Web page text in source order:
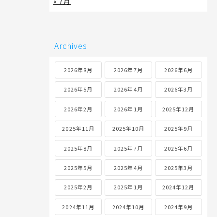
Archives
2026年8月 2026年7月 2026年6月
2026年5月 2026年4月 2026年3月
2026年2月 2026年1月 2025年12月
2025年11月 2025年10月 2025年9月
2025年8月 2025年7月 2025年6月
2025年5月 2025年4月 2025年3月
2025年2月 2025年1月 2024年12月
2024年11月 2024年10月 2024年9月